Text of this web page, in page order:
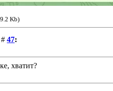
Kb)
47:
хватит?